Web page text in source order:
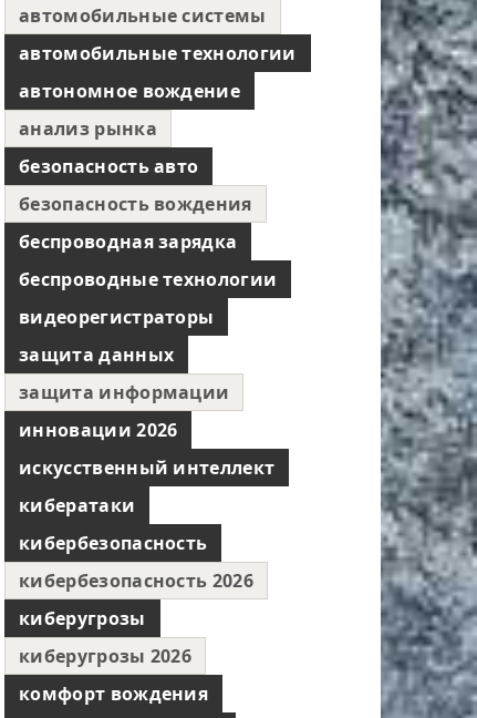
автомобильные системы
автомобильные технологии
автономное вождение
анализ рынка
безопасность авто
безопасность вождения
беспроводная зарядка
беспроводные технологии
видеорегистраторы
защита данных
защита информации
инновации 2026
искусственный интеллект
кибератаки
кибербезопасность
кибербезопасность 2026
киберугрозы
киберугрозы 2026
комфорт вождения